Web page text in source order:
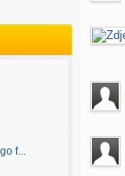
f...